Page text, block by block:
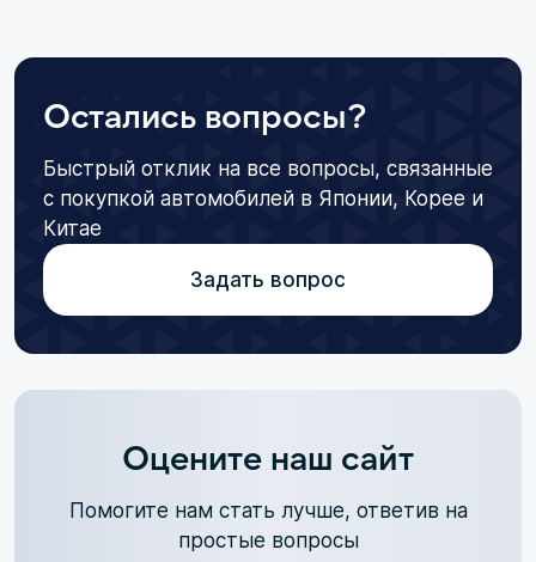
Остались вопросы?
Быстрый отклик на все вопросы, связанные
с покупкой автомобилей в Японии, Корее и
Китае
Задать вопрос
Оцените наш сайт
Помогите нам стать лучше, ответив на
простые вопросы